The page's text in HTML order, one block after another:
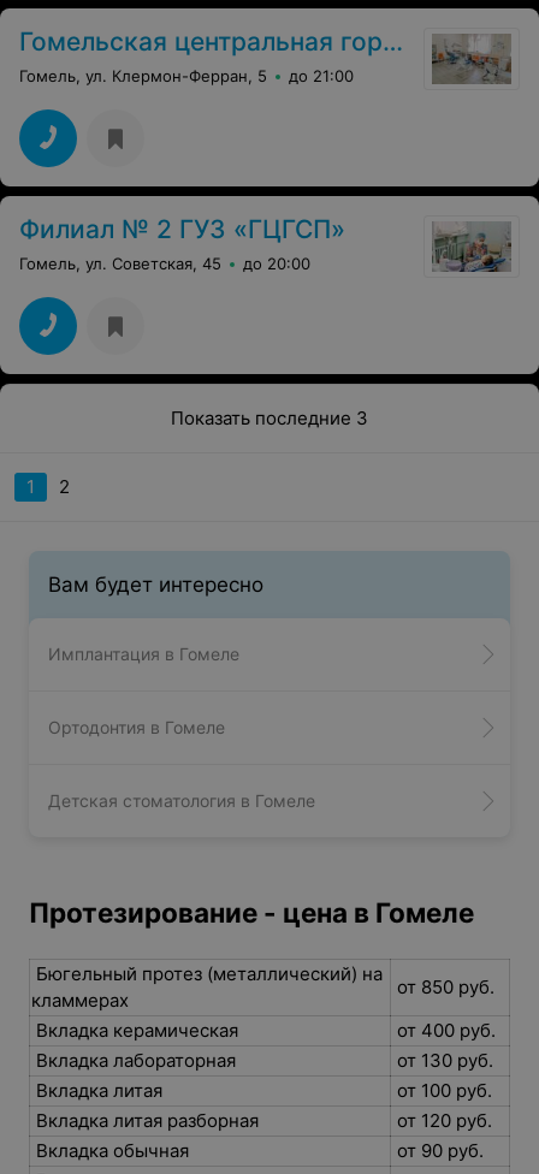
Гомельская центральная городская стоматологическая поликлиника
Гомель, ул. Клермон-Ферран, 5 до 21:00
Филиал № 2 ГУЗ «ГЦГСП»
Гомель, ул. Советская, 45 до 20:00
Показать последние 3
1 2
Вам будет интересно
Имплантация в Гомеле
Ортодонтия в Гомеле
Детская стоматология в Гомеле
Протезирование - цена в Гомеле
Бюгельный протез (металлический) на
кламмерах
от 850 руб.
Вкладка керамическая
от 400 руб.
Вкладка лабораторная
от 130 руб.
Вкладка литая
от 100 руб.
Вкладка литая разборная
от 120 руб.
Вкладка обычная
от 90 руб.